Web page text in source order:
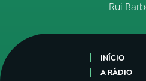
Rui
INÍCIO
A RÁDIO